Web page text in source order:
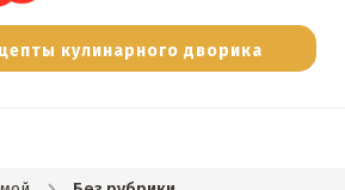
кулинарного дворика